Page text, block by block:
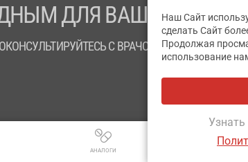
АНАЛОГИ
ДЛЯ ВАШЕГО
С ВРАЧОМ
Наш Сайт
сделать Сайт
Продолжая
использование